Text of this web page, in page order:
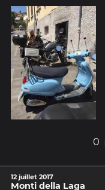
0
12 juillet 2017
Monti della Laga